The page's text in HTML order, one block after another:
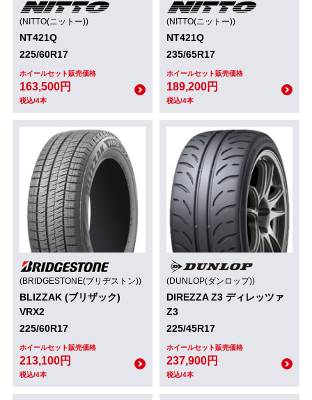
(NITTO(ニットー))
NT421Q
225/60R17
ホイールセット販売価格
163,500円
税込/4本
(NITTO(ニットー))
NT421Q
235/65R17
ホイールセット販売価格
189,200円
税込/4本
(BRIDGESTONE(ブリヂストン))
BLIZZAK (ブリザック)
VRX2
225/60R17
ホイールセット販売価格
213,100円
税込/4本
(DUNLOP(ダンロップ))
DIREZZA Z3 ディレッツァ
Z3
225/45R17
ホイールセット販売価格
237,900円
税込/4本